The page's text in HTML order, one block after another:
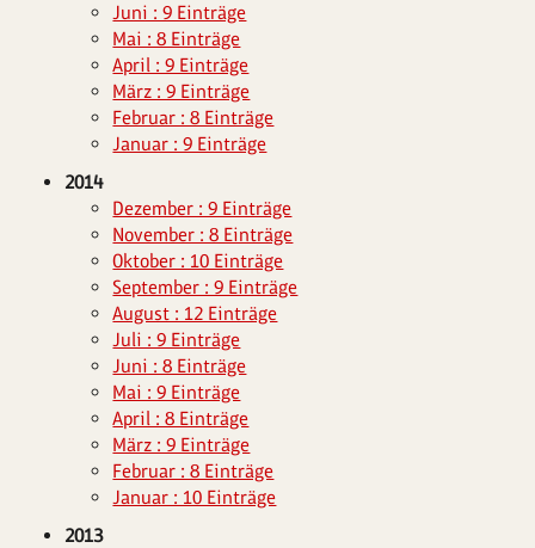
Juni : 9 Einträge
Mai : 8 Einträge
April : 9 Einträge
März : 9 Einträge
Februar : 8 Einträge
Januar : 9 Einträge
2014
Dezember : 9 Einträge
November : 8 Einträge
Oktober : 10 Einträge
September : 9 Einträge
August : 12 Einträge
Juli : 9 Einträge
Juni : 8 Einträge
Mai : 9 Einträge
April : 8 Einträge
März : 9 Einträge
Februar : 8 Einträge
Januar : 10 Einträge
2013